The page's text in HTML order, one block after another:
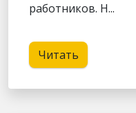
работников. Н...
Читать